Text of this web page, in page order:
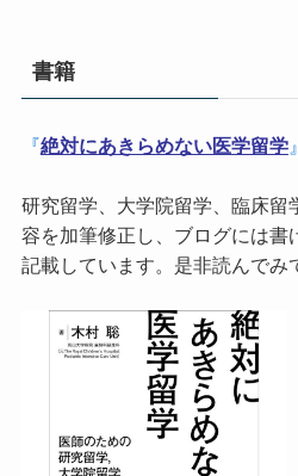
書籍
『絶対にあきらめない医学留学』
研究留学、大学院留学、臨床留
容を加筆修正し、ブログには書
記載しています。是非読んでみ